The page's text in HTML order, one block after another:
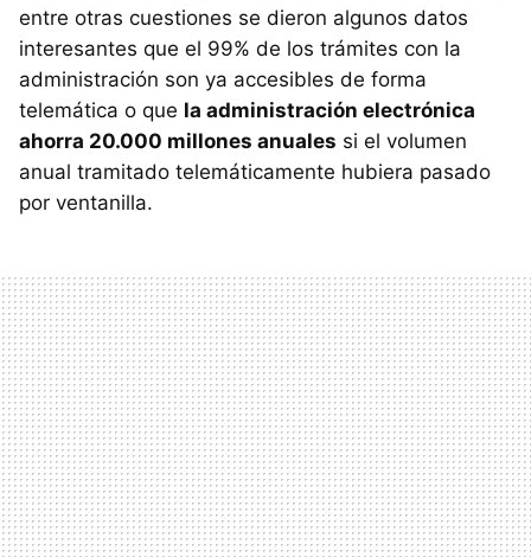
entre otras cuestiones se dieron algunos datos
interesantes que el 99% de los trámites con la
administración son ya accesibles de forma
telemática o que la administración electrónica
ahorra 20.000 millones anuales si el volumen
anual tramitado telemáticamente hubiera pasado
por ventanilla.